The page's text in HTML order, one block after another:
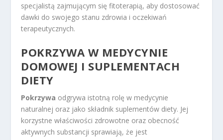
specjalistą zajmującym się fitoterapią, aby dostosować
dawki do swojego stanu zdrowia i oczekiwań
terapeutycznych.
POKRZYWA W MEDYCYNIE
DOMOWEJ I SUPLEMENTACH
DIETY
Pokrzywa odgrywa istotną rolę w medycynie
naturalnej oraz jako składnik suplementów diety. Jej
korzystne właściwości zdrowotne oraz obecność
aktywnych substancji sprawiają, że jest